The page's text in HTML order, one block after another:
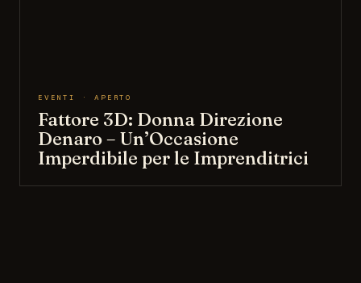
EVENTI · APERTO
Fattore 3D: Donna Direzione
Denaro – Un’Occasione
Imperdibile per le Imprenditrici